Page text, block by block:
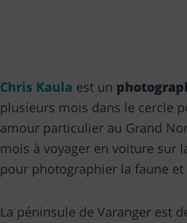
Chris Kaula est un
plusieurs mois dans le cercle
amour particulier au Grand
mois à voyager en voiture sur
pour photographier la faune
La péninsule de Varanger est